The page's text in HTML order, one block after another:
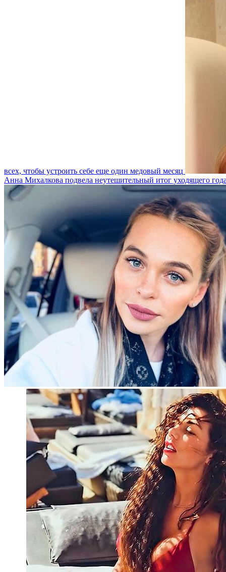
всех, чтобы устроить себе еще один медовый месяц
Анна Михалкова подвела неутешительный итог уходящего